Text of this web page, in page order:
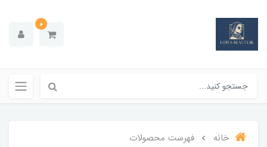
0
خانه
فهرست محصولات